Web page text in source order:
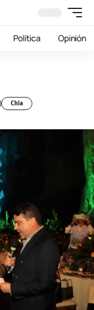
Política Opinión
Chía